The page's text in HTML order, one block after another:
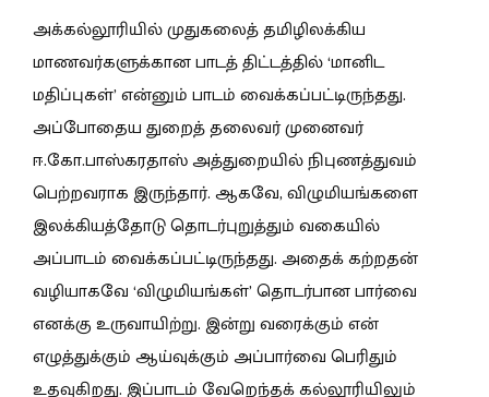
அக்கல்லூரியில் முதுகலைத் தமிழிலக்கிய
மாணவர்களுக்கான பாடத் திட்டத்தில் ‘மானிட
மதிப்புகள்’ என்னும் பாடம் வைக்கப்பட்டிருந்தது.
அப்போதைய துறைத் தலைவர் முனைவர்
ஈ.கோ.பாஸ்கரதாஸ் அத்துறையில் நிபுணத்துவம்
பெற்றவராக இருந்தார். ஆகவே, விழுமியங்களை
இலக்கியத்தோடு தொடர்புறுத்தும் வகையில்
அப்பாடம் வைக்கப்பட்டிருந்தது. அதைக் கற்றதன்
வழியாகவே ‘விழுமியங்கள்’ தொடர்பான பார்வை
எனக்கு உருவாயிற்று. இன்று வரைக்கும் என்
எழுத்துக்கும் ஆய்வுக்கும் அப்பார்வை பெரிதும்
உதவுகிறது. இப்பாடம் வேறெந்தக் கல்லூரியிலும்